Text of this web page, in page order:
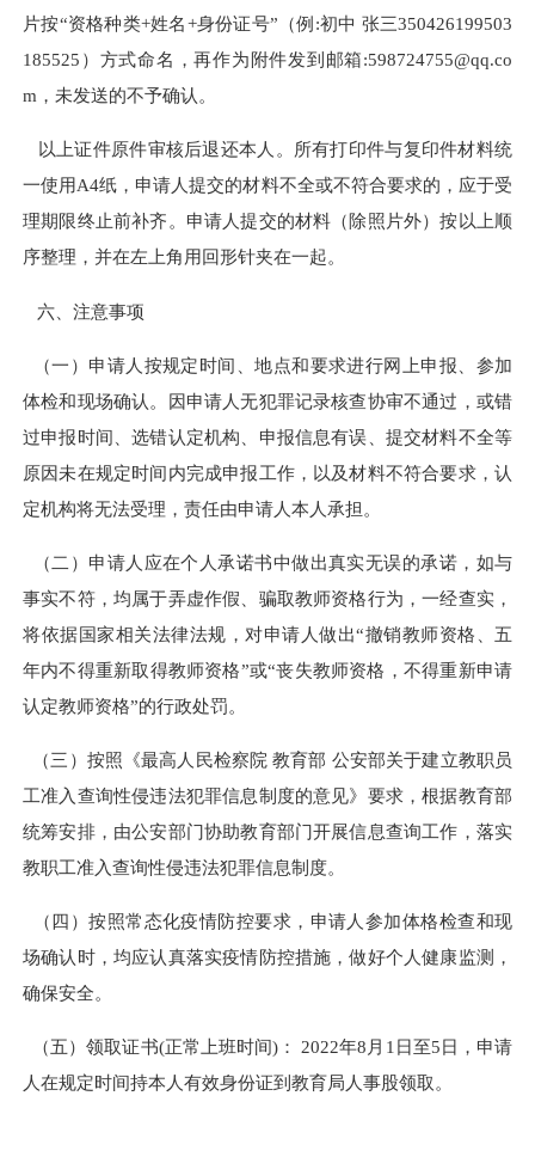
片按“资格种类+姓名+身份证号”（例:初中 张三350426199503
185525）方式命名，再作为附件发到邮箱:598724755@qq.co
m，未发送的不予确认。
以上证件原件审核后退还本人。所有打印件与复印件材料统
一使用A4纸，申请人提交的材料不全或不符合要求的，应于受
理期限终止前补齐。申请人提交的材料（除照片外）按以上顺
序整理，并在左上角用回形针夹在一起。
六、注意事项
（一）申请人按规定时间、地点和要求进行网上申报、参加
体检和现场确认。因申请人无犯罪记录核查协审不通过，或错
过申报时间、选错认定机构、申报信息有误、提交材料不全等
原因未在规定时间内完成申报工作，以及材料不符合要求，认
定机构将无法受理，责任由申请人本人承担。
（二）申请人应在个人承诺书中做出真实无误的承诺，如与
事实不符，均属于弄虚作假、骗取教师资格行为，一经查实，
将依据国家相关法律法规，对申请人做出“撤销教师资格、五
年内不得重新取得教师资格”或“丧失教师资格，不得重新申请
认定教师资格”的行政处罚。
（三）按照《最高人民检察院 教育部 公安部关于建立教职员
工准入查询性侵违法犯罪信息制度的意见》要求，根据教育部
统筹安排，由公安部门协助教育部门开展信息查询工作，落实
教职工准入查询性侵违法犯罪信息制度。
（四）按照常态化疫情防控要求，申请人参加体格检查和现
场确认时，均应认真落实疫情防控措施，做好个人健康监测，
确保安全。
（五）领取证书(正常上班时间)： 2022年8月1日至5日，申请
人在规定时间持本人有效身份证到教育局人事股领取。